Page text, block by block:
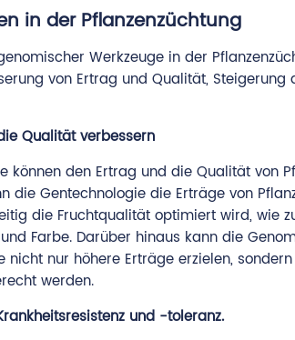
in der Pflanzenzüchtung
Werkzeuge in der
von Ertrag und Qualität,
Qualität verbessern
können den Ertrag und die Qualität von
die Gentechnologie die Erträge von
die Fruchtqualität optimiert wird, wie
Farbe. Darüber hinaus kann die
nicht nur höhere Erträge erzielen,
werden.
und -toleranz.